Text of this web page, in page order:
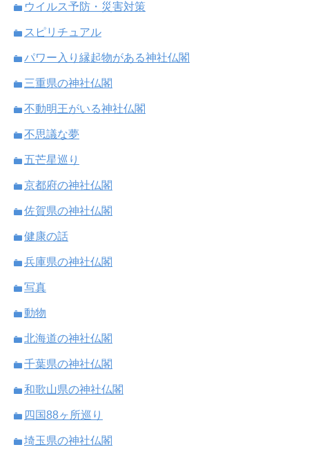
ウイルス予防・災害対策
スピリチュアル
パワー入り縁起物がある神社仏閣
三重県の神社仏閣
不動明王がいる神社仏閣
不思議な夢
五芒星巡り
京都府の神社仏閣
佐賀県の神社仏閣
健康の話
兵庫県の神社仏閣
写真
動物
北海道の神社仏閣
千葉県の神社仏閣
和歌山県の神社仏閣
四国88ヶ所巡り
埼玉県の神社仏閣